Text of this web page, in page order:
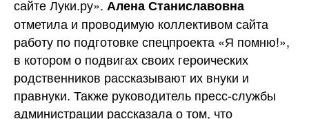
сайте Луки.ру». Алена Станиславовна
отметила и проводимую коллективом сайта
работу по подготовке спецпроекта «Я помню!»,
в котором о подвигах своих героических
родственников рассказывают их внуки и
правнуки. Также руководитель пресс-службы
администрации рассказала о том, что